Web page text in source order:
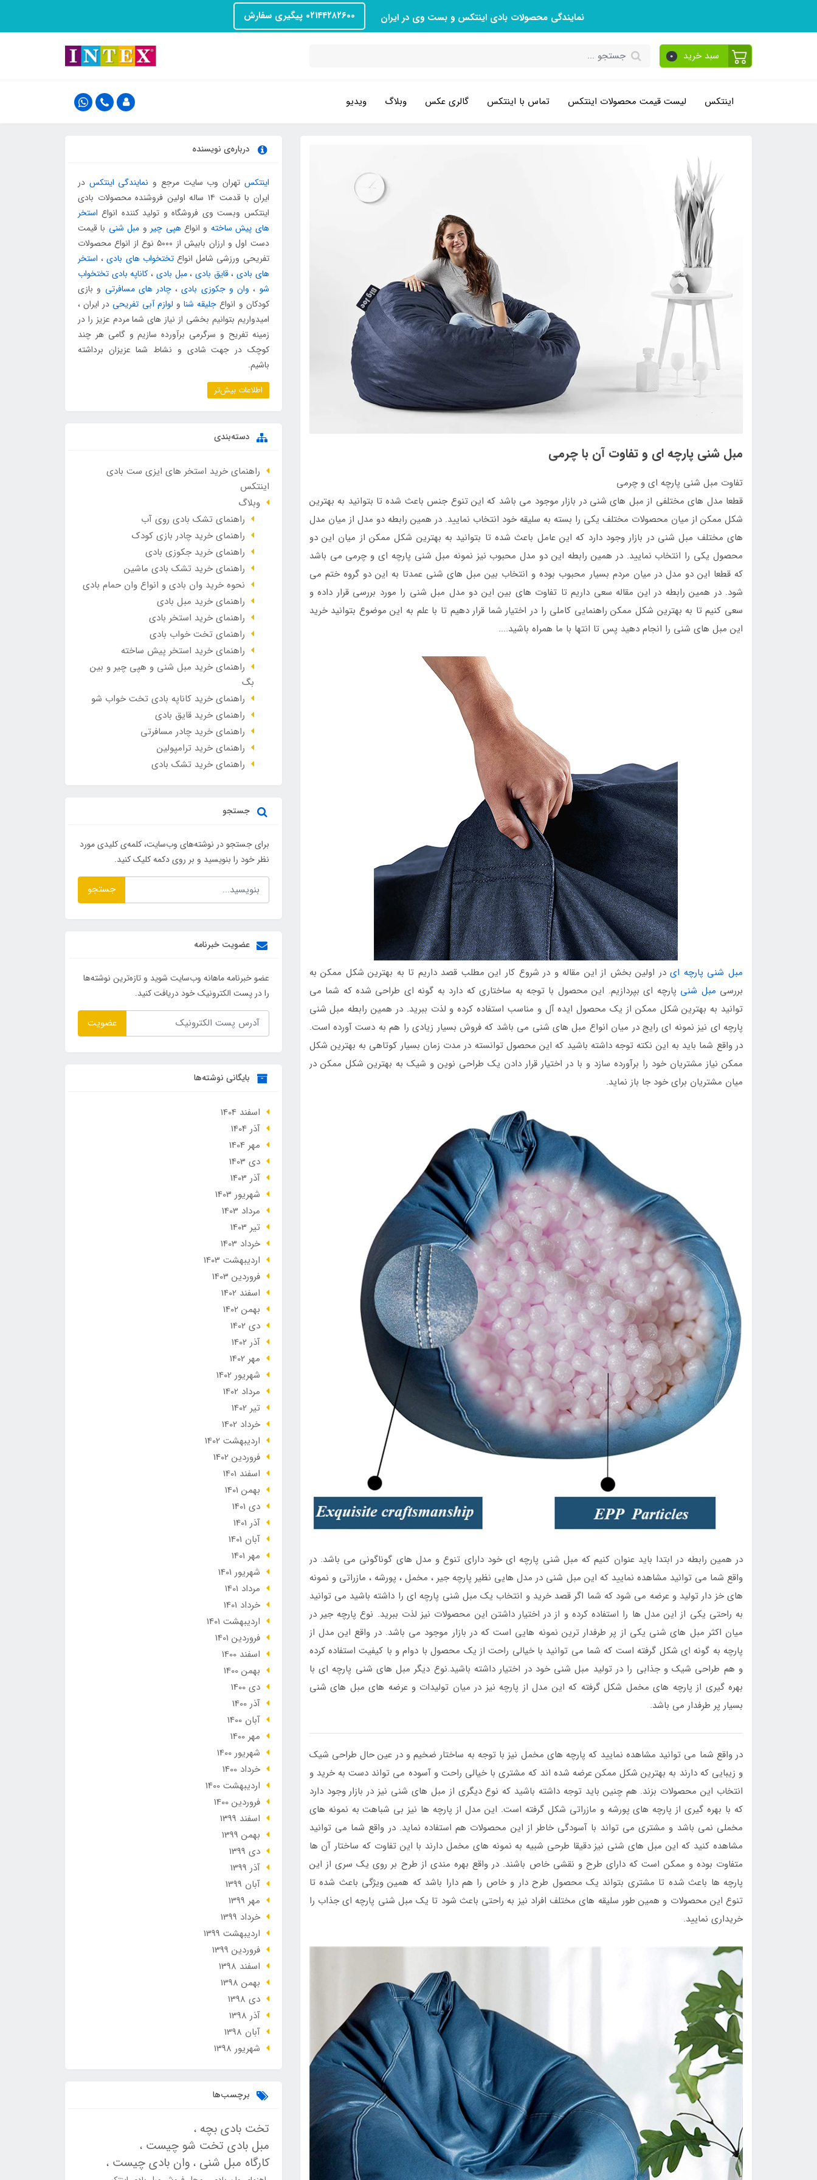
نمایندگی محصولات بادی اینتکس و بست وی در ایران ۰۲۱۴۴۲۸۲۶۰۰ پیگیری سفارش
سبد خرید 0
اینتکس لیست قیمت محصولات اینتکس تماس با اینتکس گالری عکس وبلاگ ویدیو
مبل شنی پارچه ای و تفاوت آن با چرمی
تفاوت مبل شنی پارچه ای و چرمی
قطعا مدل های مختلفی از مبل های شنی در بازار موجود می باشد که این تنوع جنس باعث شده تا بتوانید به بهترین
شکل ممکن از میان محصولات مختلف یکی را بسته به سلیقه خود انتخاب نمایید. در همین رابطه دو مدل از میان مدل
های مختلف مبل شنی در بازار وجود دارد که این عامل باعث شده تا بتوانید به بهترین شکل ممکن از میان این دو
محصول یکی را انتخاب نمایید. در همین رابطه این دو مدل محبوب نیز نمونه مبل شنی پارچه ای و چرمی می باشد
که قطعا این دو مدل در میان مردم بسیار محبوب بوده و انتخاب بین مبل های شنی عمدتا به این دو گروه ختم می
شود. در همین رابطه در این مقاله سعی داریم تا تفاوت های بین این دو مدل مبل شنی را مورد بررسی قرار داده و
سعی کنیم تا به بهترین شکل ممکن راهنمایی کاملی را در اختیار شما قرار دهیم تا با علم به این موضوع بتوانید خرید
این مبل های شنی را انجام دهید پس تا انتها با ما همراه باشید....
مبل شنی پارچه ایدر اولین بخش از این مقاله و در شروع کار این مطلب قصد داریم تا به بهترین شکل ممکن به
بررسی مبل شنی پارچه ای بپردازیم. این محصول با توجه به ساختاری که دارد به گونه ای طراحی شده که شما می
توانید به بهترین شکل ممکن از یک محصول ایده آل و مناسب استفاده کرده و لذت ببرید. در همین رابطه مبل شنی
پارچه ای نیز نمونه ای رایج در میان انواع مبل های شنی می باشد که فروش بسیار زیادی را هم به دست آورده است.
در واقع شما باید به این نکته توجه داشته باشید که این محصول توانسته در مدت زمان بسیار کوتاهی به بهترین شکل
ممکن نیاز مشتریان خود را برآورده سازد و با در اختیار قرار دادن یک طراحی نوین و شیک به بهترین شکل ممکن در
میان مشتریان برای خود جا باز نماید.
در همین رابطه در ابتدا باید عنوان کنیم که مبل شنی پارچه ای خود دارای تنوع و مدل های گوناگونی می باشد. در
واقع شما می توانید مشاهده نمایید که این مبل شنی در مدل هایی نظیر پارچه جیر ، مخمل ، پورشه ، مازراتی و نمونه
های خز دار تولید و عرضه می شود که شما اگر قصد خرید و انتخاب یک مبل شنی پارچه ای را داشته باشید می توانید
به راحتی یکی از این مدل ها را استفاده کرده و از در اختیار داشتن این محصولات نیز لذت ببرید. نوع پارچه جیر در
میان اکثر مبل های شنی یکی از پر طرفدار ترین نمونه هایی است که در بازار موجود می باشد. در واقع این مدل از
پارچه به گونه ای شکل گرفته است که شما می توانید با خیالی راحت از یک محصول با دوام و با کیفیت استفاده کرده
و هم طراحی شیک و جذابی را در تولید مبل شنی خود در اختیار داشته باشید.نوع دیگر مبل های شنی پارچه ای با
بهره گیری از پارچه های مخمل شکل گرفته که این مدل از پارچه نیز در میان تولیدات و عرضه های مبل های شنی
بسیار پر طرفدار می باشد.
در واقع شما می توانید مشاهده نمایید که پارچه های مخمل نیز با توجه به ساختار ضخیم و در عین حال طراحی شیک
و زیبایی که دارند به بهترین شکل ممکن عرضه شده اند که مشتری با خیالی راحت و آسوده می تواند دست به خرید و
انتخاب این محصولات بزند. هم چنین باید توجه داشته باشید که نوع دیگری از مبل های شنی نیز در بازار وجود دارد
که با بهره گیری از پارچه های پورشه و مازراتی شکل گرفته است. این مدل از پارچه ها نیز بی شباهت به نمونه های
مخملی نمی باشد و مشتری می تواند با آسودگی خاطر از این محصولات هم استفاده نماید. در واقع شما می توانید
مشاهده کنید که این مبل های شنی نیز دقیقا طرحی شبیه به نمونه های مخمل دارند با این تفاوت که ساختار آن ها
متفاوت بوده و ممکن است که دارای طرح و نقشی خاص باشند. در واقع بهره مندی از طرح بر روی یک سری از این
پارچه ها باعث شده تا مشتری بتواند یک محصول طرح دار و خاص را هم دارا باشد که همین ویژگی باعث شده تا
تنوع این محصولات و همین طور سلیقه های مختلف افراد نیز به راحتی باعث شود تا یک مبل شنی پارچه ای جذاب را
خریداری نمایید.
درباره‌ی نویسنده
اینتکس تهران وب سایت مرجع و نمایندگی اینتکس در
ایران با قدمت ۱۴ ساله اولین فروشنده محصولات بادی
اینتکس وبست وی فروشگاه و تولید کننده انواع استخر
های پیش ساخته و انواعهپی چیر و مبل شنی با قیمت
دست اول و ارزان بابیش از ۵۰۰۰ نوع از انواع محصولات
تفریحی ورزشی شامل انواعتختخواب های بادی، استخر
های بادی،قایق بادی ،مبل بادی ، کاناپه بادی تختخواب
شو ، وان و جکوزی بادی،چادر های مسافرتی و بازی
کودکان و انواع جلیقه شناو لوازم آبی تفریحی در ایران ،
امیدواریم بتوانیم بخشی از نیاز های شما مردم عزیز را در
زمینه تفریح و سرگرمی برآورده سازیم و گامی هر چند
کوچک در جهت شادی و نشاط شما عزیزان برداشته
باشیم.
اطلاعات بیش‌تر
دسته‌بندی
راهنمای خرید استخر های ایزی ست بادی
اینتکس
وبلاگ
راهنمای تشک بادی روی آب
راهنمای خرید چادر بازی کودک
راهنمای خرید جکوزی بادی
راهنمای خرید تشک بادی ماشین
نحوه خرید وان بادی و انواع وان حمام بادی
راهنمای خرید مبل بادی
راهنمای خرید استخر بادی
راهنمای تخت خواب بادی
راهنمای خرید استخر پیش ساخته
راهنمای خرید مبل شنی و هپی چیر و بین
بگ
راهنمای خرید کاناپه بادی تخت خواب شو
راهنمای خرید قایق بادی
راهنمای خرید چادر مسافرتی
راهنمای خرید ترامپولین
راهنمای خرید تشک بادی
جستجو
برای جستجو در نوشته‌های وب‌سایت، کلمه‌ی کلیدی مورد
نظر خود را بنویسید و بر روی دکمه کلیک کنید.
جستجو
عضویت خبرنامه
عضو خبرنامه ماهانه وب‌سایت شوید و تازه‌ترین نوشته‌ها
را در پست الکترونیک خود دریافت کنید.
عضویت
بایگانی نوشته‌ها
اسفند 1404
آذر 1404
مهر 1404
دی 1403
آذر 1403
شهریور 1403
مرداد 1403
تير 1403
خرداد 1403
ارديبهشت 1403
فروردین 1403
اسفند 1402
بهمن 1402
دی 1402
آذر 1402
مهر 1402
شهریور 1402
مرداد 1402
تير 1402
خرداد 1402
ارديبهشت 1402
فروردین 1402
اسفند 1401
بهمن 1401
دی 1401
آذر 1401
آبان 1401
مهر 1401
شهریور 1401
مرداد 1401
خرداد 1401
ارديبهشت 1401
فروردین 1401
اسفند 1400
بهمن 1400
دی 1400
آذر 1400
آبان 1400
مهر 1400
شهریور 1400
خرداد 1400
ارديبهشت 1400
فروردین 1400
اسفند 1399
بهمن 1399
دی 1399
آذر 1399
آبان 1399
مهر 1399
خرداد 1399
ارديبهشت 1399
فروردین 1399
اسفند 1398
بهمن 1398
دی 1398
آذر 1398
آبان 1398
شهریور 1398
برچسب‌ها
تخت بادی بچه
مبل بادی تخت شو چیست
کارگاه مبل شنی وان بادی چیست